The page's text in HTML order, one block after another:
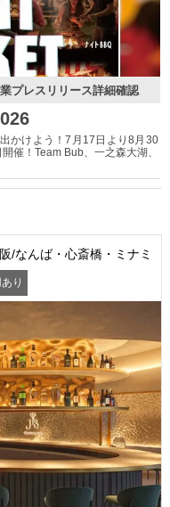
プレスリリース詳細確認
かけよう！7月17日より8月30
催！Team Bub、一之森大湖、
/なんば・心斎橋・ミナミ
り